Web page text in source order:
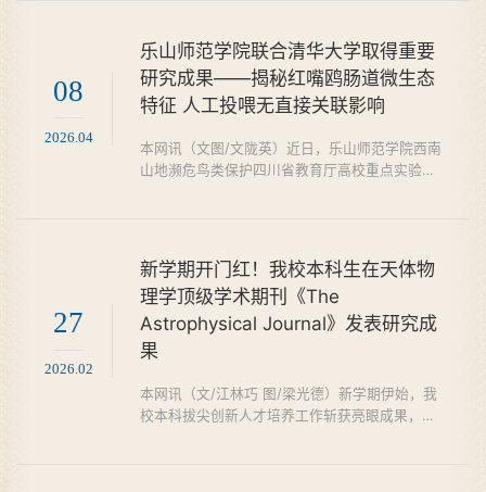
春季气温回升和土壤墒情良好时机，前期组织现
场选点，编制实验方案，做好机械、种子、肥料
和整地等准备工作。在石渠现代牦牛产业园区，
专家组科学划分试验小区、田间划线开沟，按标
08
2026.04
乐山师范学院联合清华大学取得重要
研究成果——揭秘红嘴鸥肠道微生态
特征 人工投喂无直接关联影响
本网讯（文图/文陇英）近日，乐山师范学院西南
山地濒危鸟类保护四川省教育厅高校重点实验室
影响因子9.2）。该研究首次揭示红嘴鸥肠道共
生菌调控病毒携带的潜在机制，并证实人工投喂
不会干扰其肠道微生态，为西南地区候鸟疫病防
控、公共卫生安全及保护管理提供了重要理论支
撑。2018年至2023年，...
27
2026.02
新学期开门红！我校本科生在天体物
理学顶级学术期刊《The
Astrophysical Journal》发表研究成
果
本网讯（文/江林巧 图/梁光德）新学期伊始，我
校本科拔尖创新人才培养工作斩获亮眼成果，迎